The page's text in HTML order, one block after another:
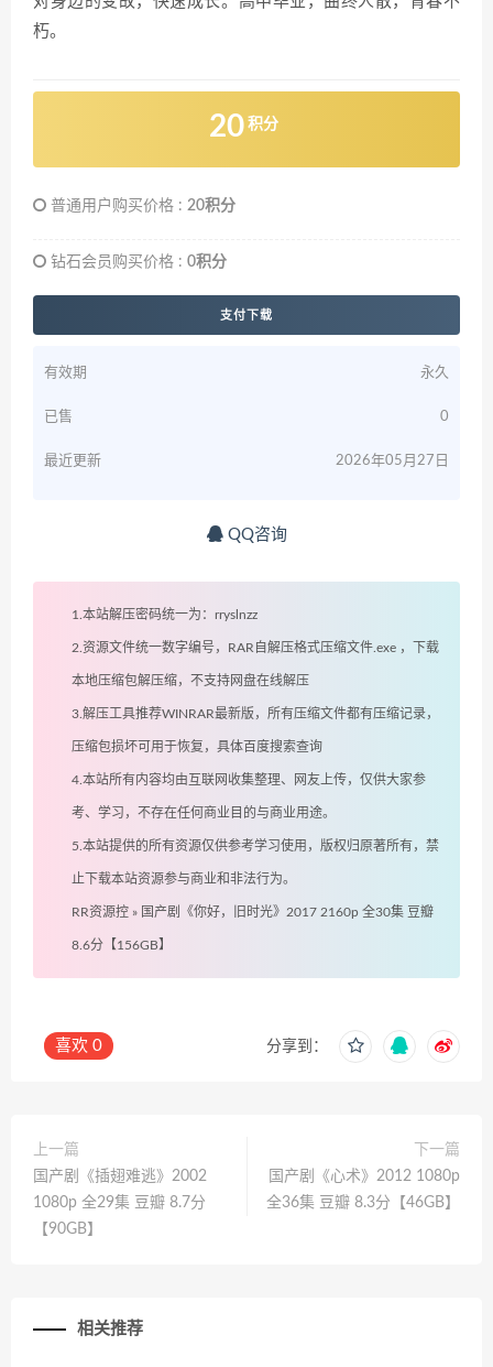
朽。
20 积分
普通用户购买价格 : 20积分
钻石会员购买价格 : 0积分
支付下载
有效期 永久
已售 0
最近更新 2026年05月27日
QQ咨询
1.本站解压密码统一为：rryslnzz
2.资源文件统一数字编号，RAR自解压格式压缩文件.exe ，下载
本地压缩包解压缩，不支持网盘在线解压
3.解压工具推荐WINRAR最新版，所有压缩文件都有压缩记录，
压缩包损坏可用于恢复，具体百度搜索查询
4.本站所有内容均由互联网收集整理、网友上传，仅供大家参
考、学习，不存在任何商业目的与商业用途。
5.本站提供的所有资源仅供参考学习使用，版权归原著所有，禁
止下载本站资源参与商业和非法行为。
RR资源控 » 国产剧《你好，旧时光》2017 2160p 全30集 豆瓣
8.6分【156GB】
喜欢 0 分享到：
上一篇
国产剧《插翅难逃》2002
1080p 全29集 豆瓣 8.7分
【90GB】
下一篇
国产剧《心术》2012 1080p
全36集 豆瓣 8.3分【46GB】
相关推荐